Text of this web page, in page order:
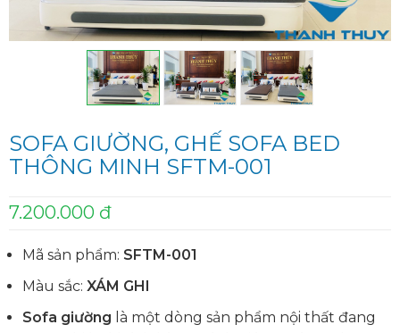
SOFA GIƯỜNG, GHẾ SOFA BED
THÔNG MINH SFTM-001
7.200.000 đ
Mã sản phẩm: SFTM-001
Màu sắc: XÁM GHI
Sofa giường là một dòng sản phẩm nội thất đang